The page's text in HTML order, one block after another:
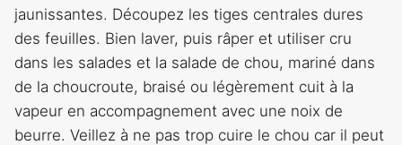
jaunissantes. Découpez les tiges centrales dures
des feuilles. Bien laver, puis râper et utiliser cru
dans les salades et la salade de chou, mariné dans
de la choucroute, braisé ou légèrement cuit à la
vapeur en accompagnement avec une noix de
beurre. Veillez à ne pas trop cuire le chou car il peut